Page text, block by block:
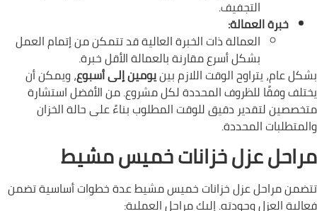
التجفيف.
خبرة العمالة:
العمالة ذات الخبرة العالية قد تتمكن من إتمام العمل
بشكل أسرع مقارنة بالعمالة الأقل خبرة.
بشكل عام، يتراوح الوقت اللازم بينيومين إلى أسبوع، ويمكن أن
يختلف وفقًا للظروف المحددة لكل مشروع. من الأفضل استشارة
متخصصين لتقدير دقيق للوقت المطلوب بناءً على حالة الخزان
والمتطلبات المحددة.
مراحل عزل خزانات خميس مشيط
تتضمن مراحل عزل خزانات خميس مشيط عدة خطوات أساسية تضمن
فعالية العزل وجودته. إليك مراحل العملية: